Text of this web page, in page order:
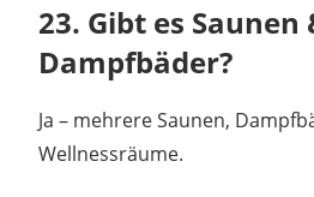
23. Gibt es Saunen
Dampfbäder?
Ja – mehrere Saunen,
Wellnessräume.